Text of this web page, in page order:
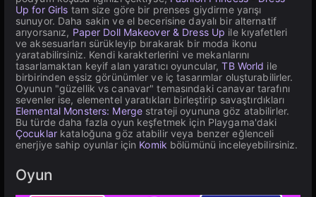
Up for Girls tam size göre bir prenses giydirme yarışı
sunuyor. Daha sakin ve el becerisine dayalı bir alternatif
arıyorsanız, Paper Doll Makeover & Dress Up ile kıyafetleri
ve aksesuarları sürükleyip bırakarak bir moda ikonu
yaratabilirsiniz. Kendi karakterlerini ve mekanlarını
tasarlamaktan keyif alan yaratıcı oyuncular,TB World ile
birbirinden eşsiz görünümler ve iç tasarımlar oluşturabilirler.
Oyunun "güzellik vs canavar" temasındaki canavar tarafını
sevenler ise, elementel yaratıkları birleştirip savaştırdıkları
Elemental Monsters: Merge strateji oyununa göz atabilirler.
Bu türde daha fazla oyun keşfetmek için Playgama'daki
Çocuklarkataloğuna göz atabilir veya benzer eğlenceli
enerjiye sahip oyunlar için Komik bölümünü inceleyebilirsiniz.
Oyun